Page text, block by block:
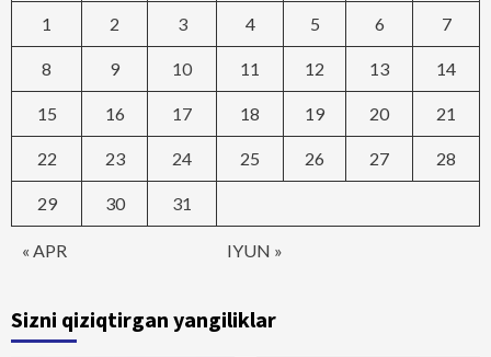
« APR IYUN »
1 2 3 4 5 6 7
8 9 10 11 12 13 14
15 16 17 18 19 20 21
22 23 24 25 26 27 28
29 30 31
Sizni qiziqtirgan yangiliklar